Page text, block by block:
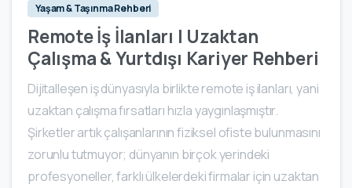
Yaşam & Taşınma Rehberi
Remote İş İlanları | Uzaktan
Çalışma & Yurtdışı Kariyer Rehberi
Dijitalleşen iş dünyasıyla birlikte remote iş ilanları, yani
uzaktan çalışma fırsatları hızla yaygınlaşmıştır.
Şirketler artık çalışanlarının fiziksel ofiste bulunmasını
zorunlu tutmuyor; dünyanın birçok yerindeki
profesyoneller, farklı ülkelerdeki firmalar için uzaktan